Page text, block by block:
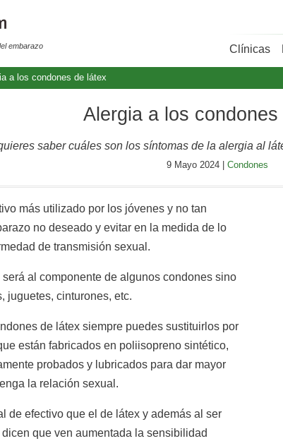
embarazo Clínicas
a los condones de látex
Alergia a los
saber cuáles son los síntomas de la alergia al
9 Mayo 2024 | Condones
más utilizado por los jóvenes y no tan
no deseado y evitar en la medida de lo
de transmisión sexual.
al componente de algunos condones sino
juguetes, cinturones, etc.
de látex siempre puedes sustituirlos por
están fabricados en poliisopreno sintético,
probados y lubricados para dar mayor
la relación sexual.
de efectivo que el de látex y además al ser
que ven aumentada la sensibilidad